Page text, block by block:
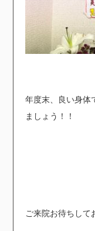
年度末、良い身体
ましょう！！
ご来院お待ちして